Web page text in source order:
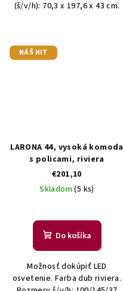
(š/v/h): 70,3 x 197,6 x 43 cm.
NÁŠ HIT
LARONA 44, vysoká komoda
s policami, riviera
€201,10
Skladom(5 ks)
Do košíka
Možnosť dokúpiť LED
osvetenie. Farba dub riviera.